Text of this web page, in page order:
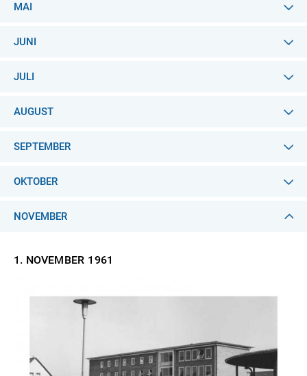
MAI
JUNI
JULI
AUGUST
SEPTEMBER
OKTOBER
NOVEMBER
1. NOVEMBER 1961